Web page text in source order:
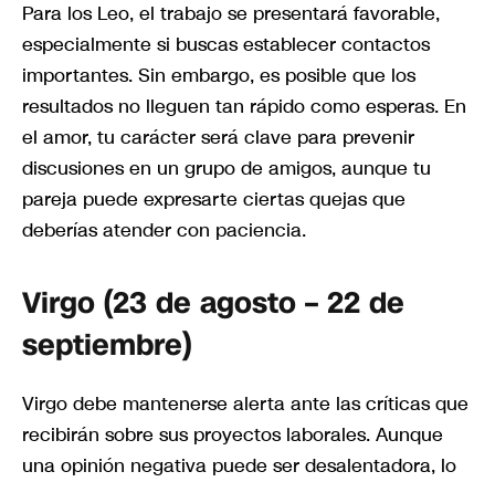
Para los Leo, el trabajo se presentará favorable,
especialmente si buscas establecer contactos
importantes. Sin embargo, es posible que los
resultados no lleguen tan rápido como esperas. En
el amor, tu carácter será clave para prevenir
discusiones en un grupo de amigos, aunque tu
pareja puede expresarte ciertas quejas que
deberías atender con paciencia.
Virgo (23 de agosto – 22 de
septiembre)
Virgo debe mantenerse alerta ante las críticas que
recibirán sobre sus proyectos laborales. Aunque
una opinión negativa puede ser desalentadora, lo